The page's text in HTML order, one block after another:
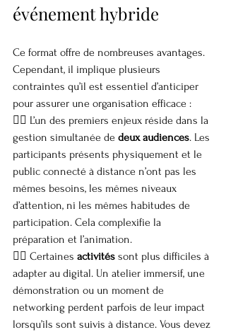
événement hybride
Ce format offre de nombreuses avantages.
Cependant, il implique plusieurs
contraintes qu’il est essentiel d’anticiper
pour assurer une organisation efficace :
👉🏼 L’un des premiers enjeux réside dans la
gestion simultanée de deux audiences. Les
participants présents physiquement et le
public connecté à distance n’ont pas les
mêmes besoins, les mêmes niveaux
d’attention, ni les mêmes habitudes de
participation. Cela complexifie la
préparation et l’animation.
👉🏼 Certaines activités sont plus difficiles à
adapter au digital. Un atelier immersif, une
démonstration ou un moment de
networking perdent parfois de leur impact
lorsqu’ils sont suivis à distance. Vous devez